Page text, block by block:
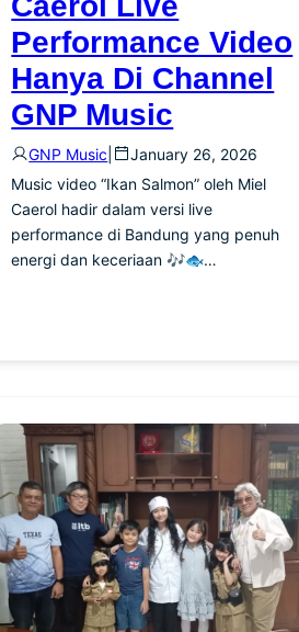
Performance Video
Hanya Di Channel
GNP Music
GNP Music
January 26, 2026
Music video “Ikan Salmon” oleh Miel
Caerol hadir dalam versi live
performance di Bandung yang penuh
energi dan keceriaan 🎶🐟…